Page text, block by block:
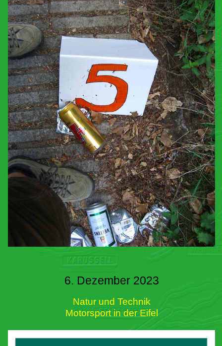
6. Dezember 2023
Natur und Technik
Motorsport in der Eifel